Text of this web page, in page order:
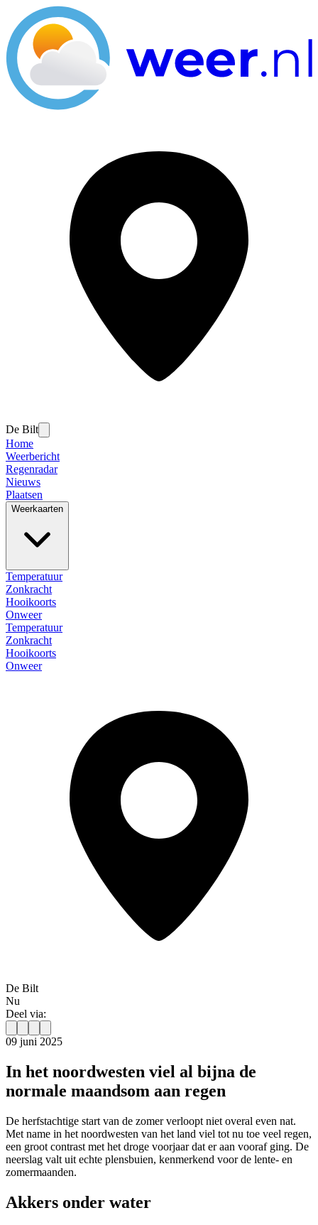
De Bilt
Home
Weerbericht
Regenradar
Nieuws
Plaatsen
Weerkaarten
Temperatuur
Zonkracht
Hooikoorts
Onweer
Temperatuur
Zonkracht
Hooikoorts
Onweer
De Bilt
Nu
Deel via:
09 juni 2025
In het noordwesten viel al bijna de
normale maandsom aan regen
De herfstachtige start van de zomer verloopt niet overal even nat.
Met name in het noordwesten van het land viel tot nu toe veel regen,
een groot contrast met het droge voorjaar dat er aan vooraf ging. De
neerslag valt uit echte plensbuien, kenmerkend voor de lente- en
zomermaanden.
Akkers onder water